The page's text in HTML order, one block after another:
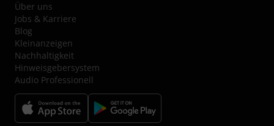
Über uns
Jobs & Karriere
Blog
Kleinanzeigen
Nachhaltigkeit
Hinweisgebersystem
Audio Professionell